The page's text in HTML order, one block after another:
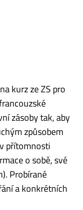
kurz ze ZS pro
zásoby tak, aby
způsobem
přítomnosti
o sobě, své
Probírané
a konkrétních